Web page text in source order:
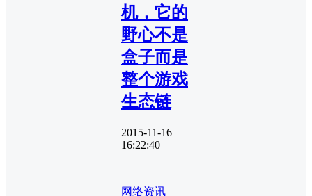
机，它的
野心不是
盒子而是
整个游戏
生态链
2015-11-16
16:22:40
网络资讯